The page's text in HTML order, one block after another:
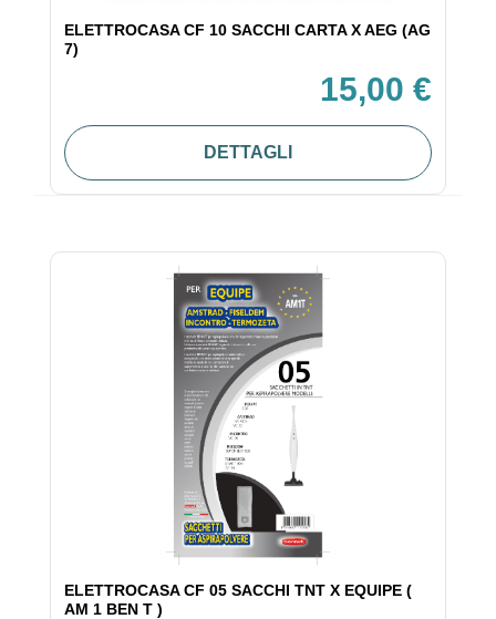
ELETTROCASA CF 10 SACCHI CARTA X AEG (AG
7)
15,00 €
DETTAGLI
ELETTROCASA CF 05 SACCHI TNT X EQUIPE (
AM 1 BEN T )